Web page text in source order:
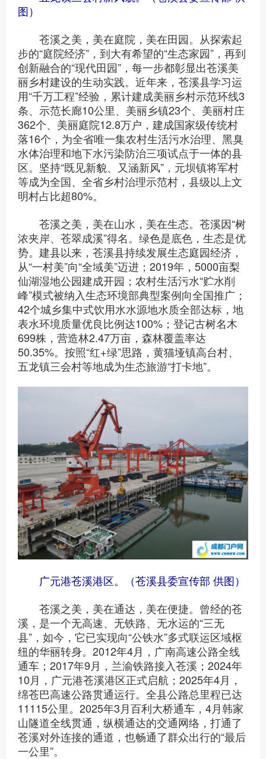
图）
苍溪之美，美在庭院，美在田园。从探索起
步的“庭院经济”，到大有希望的“生态家园”，再到
创新融合的“现代田园”，每一步都彰显出苍溪美
丽乡村建设的生动实践。近年来，苍溪县学习运
用“千万工程”经验，累计建成美丽乡村示范环线3
条、示范长廊10公里、美丽乡镇23个、美丽村庄
362个、美丽庭院12.8万户，建成国家级传统村
落16个，为全省唯一集农村生活污水治理、黑臭
水体治理和地下水污染防治三项试点于一体的县
区。坚持“既见新貌、又涵新风”，元坝镇将军村
等成为全国、全省乡村治理示范村，县级以上文
明村占比超80%。
苍溪之美，美在山水，美在生态。苍溪因“树
浓夹岸、苍翠成溪”得名。绿色是底色，生态是优
势。建县以来，苍溪县持续发展生态庭园经济，
从“一村美”向“全域美”迈进；2019年，5000亩梨
仙湖湿地公园建成开园；农村生活污水“贮水削
峰”模式被纳入生态环境部典型案例向全国推广；
42个城乡集中式饮用水水源地水质全部达标，地
表水环境质量优良比例达100%；登记古树名木
699株，营造林2.47万亩，森林覆盖率达
50.35%。按照“红+绿”思路，黄猫垭镇高台村、
五龙镇三会村等地成为生态旅游“打卡地”。
广元港苍溪港区。（苍溪县委宣传部 供图）
苍溪之美，美在通达，美在便捷。曾经的苍
溪，是一个无高速、无铁路、无水运的“三无
县”，如今，它已实现向“公铁水”多式联运区域枢
纽的华丽转身。2012年4月，广南高速公路全线
通车；2017年9月，兰渝铁路接入苍溪；2024年
10月，广元港苍溪港区正式启航；2025年4月，
绵苍巴高速公路贯通运行。全县公路总里程已达
11115公里。2025年3月百利大桥通车，4月韩家
山隧道全线贯通，纵横通达的交通网络，打通了
苍溪对外连接的通道，也畅通了群众出行的“最后
一公里”。